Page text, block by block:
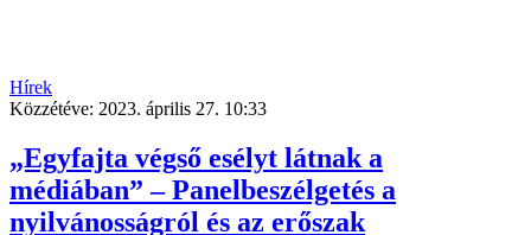
Hírek
Közzétéve: 2023. április 27. 10:33
„Egyfajta végső esélyt látnak a
médiában” – Panelbeszélgetés a
nyilvánosságról és az erőszak